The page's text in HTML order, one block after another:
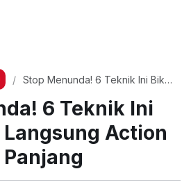
Stop Menunda! 6 Teknik Ini Bikin
Pikir Panjang
6 Teknik Ini
Action